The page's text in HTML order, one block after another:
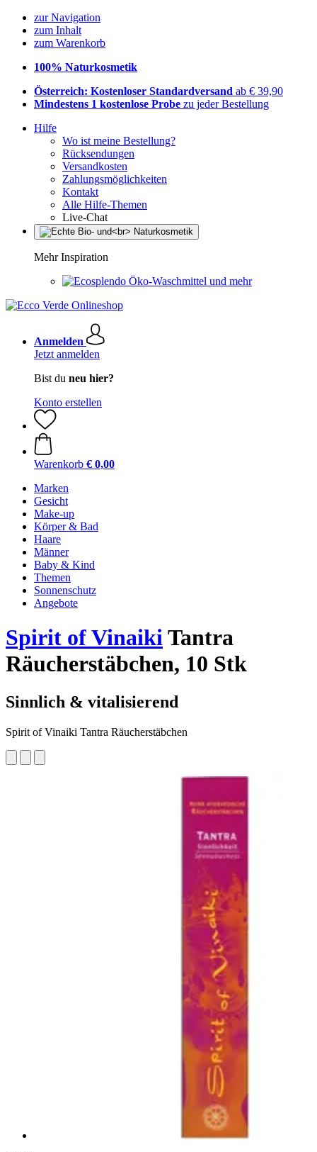
zur Navigation
zum Inhalt
zum Warenkorb
100% Naturkosmetik
Österreich: Kostenloser Standardversand ab € 39,90
Mindestens 1 kostenlose Probe zu jeder Bestellung
Hilfe
Wo ist meine Bestellung?
Rücksendungen
Versandkosten
Zahlungsmöglichkeiten
Kontakt
Alle Hilfe-Themen
Live-Chat
Mehr Inspiration
Öko-Waschmittel und mehr
Anmelden
Jetzt anmelden
Bist du neu hier?
Konto erstellen
Warenkorb € 0,00
Marken
Gesicht
Make-up
Körper & Bad
Haare
Männer
Baby & Kind
Themen
Sonnenschutz
Angebote
Spirit of VinaikiTantra
Räucherstäbchen, 10 Stk
Sinnlich & vitalisierend
Spirit of Vinaiki Tantra Räucherstäbchen